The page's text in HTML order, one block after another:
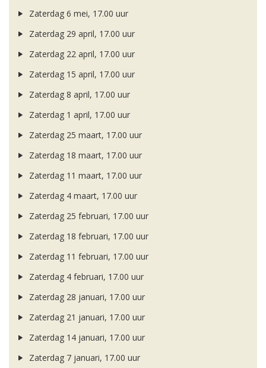
Zaterdag 6 mei, 17.00 uur
Zaterdag 29 april, 17.00 uur
Zaterdag 22 april, 17.00 uur
Zaterdag 15 april, 17.00 uur
Zaterdag 8 april, 17.00 uur
Zaterdag 1 april, 17.00 uur
Zaterdag 25 maart, 17.00 uur
Zaterdag 18 maart, 17.00 uur
Zaterdag 11 maart, 17.00 uur
Zaterdag 4 maart, 17.00 uur
Zaterdag 25 februari, 17.00 uur
Zaterdag 18 februari, 17.00 uur
Zaterdag 11 februari, 17.00 uur
Zaterdag 4 februari, 17.00 uur
Zaterdag 28 januari, 17.00 uur
Zaterdag 21 januari, 17.00 uur
Zaterdag 14 januari, 17.00 uur
Zaterdag 7 januari, 17.00 uur